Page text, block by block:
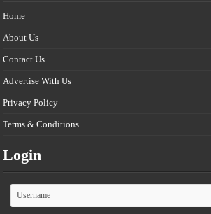
Home
About Us
Contact Us
Advertise With Us
Privacy Policy
Terms & Conditions
Login